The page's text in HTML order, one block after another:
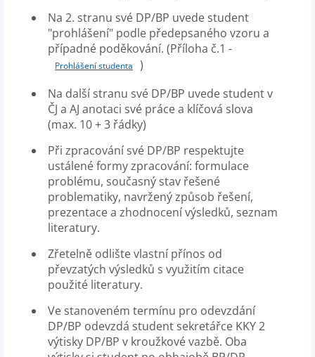
Na 2. stranu své DP/BP uvede student
"prohlášení" podle předepsaného vzoru a
případné poděkování. (Příloha č.1 -
Prohlášení studenta
)
Na další stranu své DP/BP uvede student v
ČJ a AJ anotaci své práce a klíčová slova
(max. 10 + 3 řádky)
Při zpracování své DP/BP respektujte
ustálené formy zpracování: formulace
problému, současný stav řešené
problematiky, navržený způsob řešení,
prezentace a zhodnocení výsledků, seznam
literatury.
Zřetelně odlište vlastní přínos od
převzatých výsledků s využitím citace
použité literatury.
Ve stanoveném termínu pro odevzdání
DP/BP odevzdá student sekretářce KKY 2
výtisky DP/BP v kroužkové vazbě. Oba